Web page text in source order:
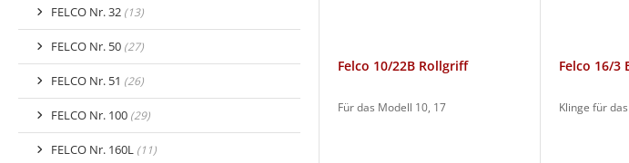
FELCO Nr. 32 (13)
FELCO Nr. 50 (27)
FELCO Nr. 51 (26)
FELCO Nr. 100 (29)
FELCO Nr. 160L (11)
Felco 10/22B Rollgriff
Für das Modell 10, 17
Felco 16/3
Klinge für